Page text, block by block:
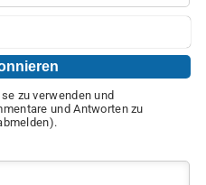
zu verwenden und
und Antworten zu